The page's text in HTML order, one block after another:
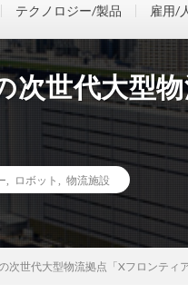
テクノロジー/製品 雇用/
次世代大型
ロボット 物流施設
次世代大型物流拠点「Xフロンティ